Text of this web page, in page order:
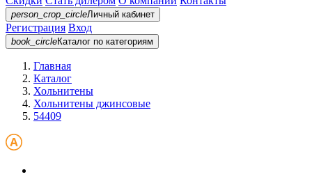
person_crop_circleЛичный кабинет
Регистрация Вход
book_circleКаталог по категориям
Главная
Каталог
Хольнитены
Хольнитены джинсовые
54409